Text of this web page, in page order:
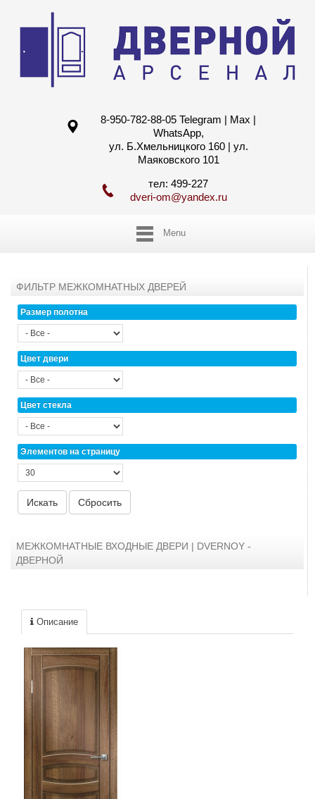
8-950-782-88-05 Telegram | Max |
WhatsApp,
ул. Б.Хмельницкого 160 | ул.
Маяковского 101
тел: 499-227
dveri-om@yandex.ru
Menu
ФИЛЬТР МЕЖКОМНАТНЫХ ДВЕРЕЙ
Размер полотна
Цвет двери
Цвет стекла
Элементов на страницу
МЕЖКОМНАТНЫЕ ВХОДНЫЕ ДВЕРИ | DVERNOY -
ДВЕРНОЙ
Описание